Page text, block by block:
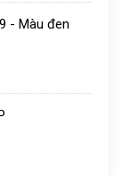
- Màu đen